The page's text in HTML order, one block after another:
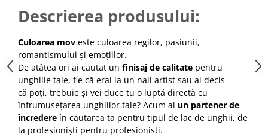
Cap manechin par natural
Foarfece de tuns
Foarfece de filat
Descrierea produsului:
Culoarea mov este culoarea regilor, pasiunii,
romantismului și emoțiilor.
De atâtea ori ai căutat un finisaj de calitate pentru
unghiile tale, fie că erai la un nail artist sau ai decis
că poți, trebuie și vei duce tu o luptă directă cu
înfrumusețarea unghiilor tale? Acum ai un partener de
încredereîn căutarea ta pentru tipul de lac de unghii, de
la profesioniști pentru profesioniști.